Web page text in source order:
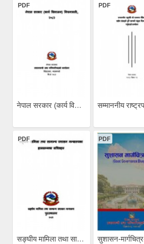
PDF
नेपाल सरकार (कार्य विभाजन)...
PDF
PDF
सङ्घीय मामिला तथा सामान्य...
PDF